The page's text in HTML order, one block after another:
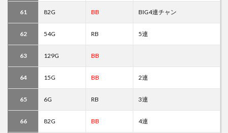
61 82G BB BIG4連チャン
62 54G RB 5連
63 129G BB
64 15G BB 2連
65 6G RB 3連
66 82G BB 4連